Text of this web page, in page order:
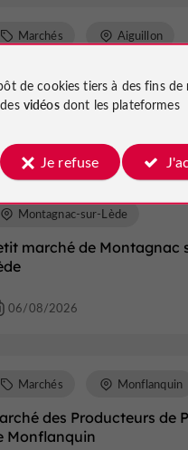
Marchés Aiguillon
06/08/2026
marché de Montagnac
Montagnac-sur-Lède
06/08/2026
des Producteurs de
Monflanquin
Marchés Monflanquin
de cookies tiers à des fins de
vidéosdont les plateformes
Je refuse